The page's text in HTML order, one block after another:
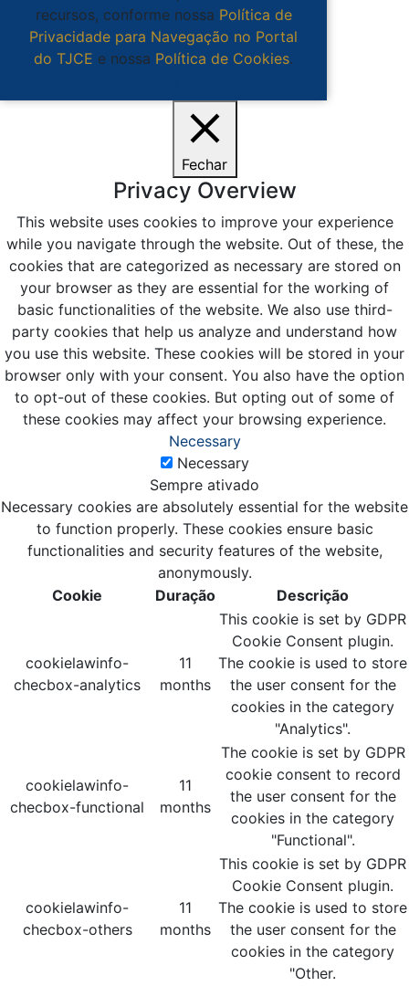
recursos, conforme nossa Política de
Privacidade para Navegação no Portal
do TJCE e nossa Política de Cookies.
Fechar
Privacy Overview
This website uses cookies to improve your experience
while you navigate through the website. Out of these, the
cookies that are categorized as necessary are stored on
your browser as they are essential for the working of
basic functionalities of the website. We also use third-
party cookies that help us analyze and understand how
you use this website. These cookies will be stored in your
browser only with your consent. You also have the option
to opt-out of these cookies. But opting out of some of
these cookies may affect your browsing experience.
Necessary
Necessary
Sempre ativado
Necessary cookies are absolutely essential for the website
to function properly. These cookies ensure basic
functionalities and security features of the website,
anonymously.
Cookie
Duração Descrição
cookielawinfo-
checbox-analytics
11
months
This cookie is set by GDPR
Cookie Consent plugin.
The cookie is used to store
the user consent for the
cookies in the category
"Analytics".
cookielawinfo-
checbox-functional
11
months
The cookie is set by GDPR
cookie consent to record
the user consent for the
cookies in the category
"Functional".
cookielawinfo-
checbox-others
11
months
This cookie is set by GDPR
Cookie Consent plugin.
The cookie is used to store
the user consent for the
cookies in the category
"Other.